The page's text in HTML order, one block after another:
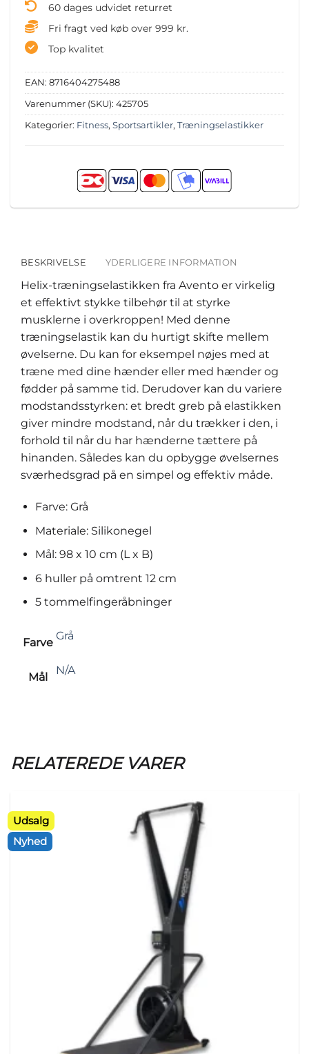
60 dages udvidet returret
Fri fragt ved køb over 999 kr.
Top kvalitet
EAN: 8716404275488
Varenummer (SKU): 425705
Kategorier: Fitness, Sportsartikler, Træningselastikker
BESKRIVELSE YDERLIGERE INFORMATION
Helix-træningselastikken fra Avento er virkelig
et effektivt stykke tilbehør til at styrke
musklerne i overkroppen! Med denne
træningselastik kan du hurtigt skifte mellem
øvelserne. Du kan for eksempel nøjes med at
træne med dine hænder eller med hænder og
fødder på samme tid. Derudover kan du variere
modstandsstyrken: et bredt greb på elastikken
giver mindre modstand, når du trækker i den, i
forhold til når du har hænderne tættere på
hinanden. Således kan du opbygge øvelsernes
sværhedsgrad på en simpel og effektiv måde.
Farve: Grå
Materiale: Silikonegel
Mål: 98 x 10 cm (L x B)
6 huller på omtrent 12 cm
5 tommelfingeråbninger
Farve
Grå
Mål
N/A
RELATEREDE VARER
Udsalg
Nyhed